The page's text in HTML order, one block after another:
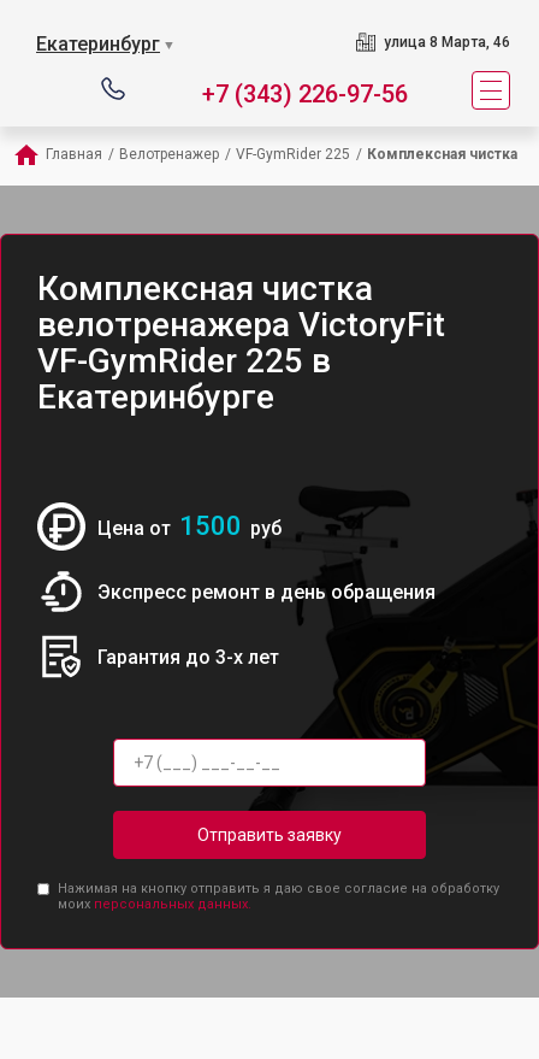
Екатеринбург ▼ улица 8 Марта, 46
+7 (343) 226-97-56
Главная / Велотренажер / VF-GymRider 225 / Комплексная чистка
Комплексная чистка
велотренажера VictoryFit
VF-GymRider 225 в
Екатеринбурге
Цена от 1500 руб
Экспресс ремонт в день обращения
Гарантия до 3-х лет
Отправить заявку
Нажимая на кнопку отправить я даю свое согласие на обработку
моих персональных данных.